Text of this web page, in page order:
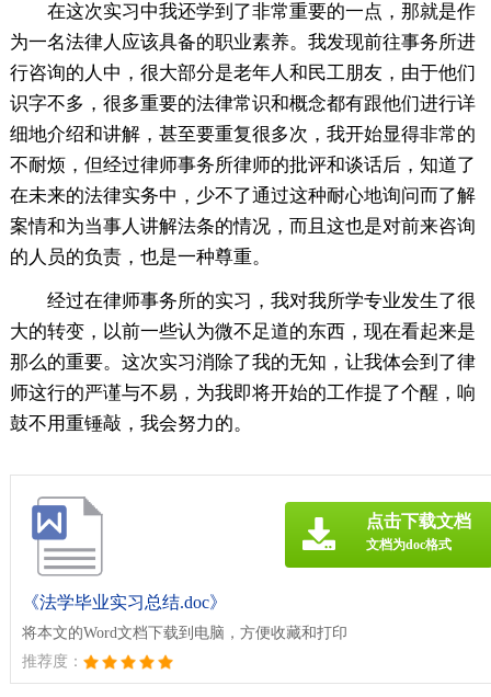
在这次实习中我还学到了非常重要的一点，那就是作
为一名法律人应该具备的职业素养。我发现前往事务所进
行咨询的人中，很大部分是老年人和民工朋友，由于他们
识字不多，很多重要的法律常识和概念都有跟他们进行详
细地介绍和讲解，甚至要重复很多次，我开始显得非常的
不耐烦，但经过律师事务所律师的批评和谈话后，知道了
在未来的法律实务中，少不了通过这种耐心地询问而了解
案情和为当事人讲解法条的情况，而且这也是对前来咨询
的人员的负责，也是一种尊重。
经过在律师事务所的实习，我对我所学专业发生了很
大的转变，以前一些认为微不足道的东西，现在看起来是
那么的重要。这次实习消除了我的无知，让我体会到了律
师这行的严谨与不易，为我即将开始的工作提了个醒，响
鼓不用重锤敲，我会努力的。
《法学毕业实习总结.doc》
将本文的Word文档下载到电脑，方便收藏和打印
推荐度：
点击下载文档
文档为doc格式